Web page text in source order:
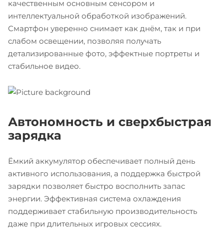
качественным основным сенсором и
интеллектуальной обработкой изображений.
Смартфон уверенно снимает как днём, так и при
слабом освещении, позволяя получать
детализированные фото, эффектные портреты и
стабильное видео.
Автономность и сверхбыстрая
зарядка
Ёмкий аккумулятор обеспечивает полный день
активного использования, а поддержка быстрой
зарядки позволяет быстро восполнить запас
энергии. Эффективная система охлаждения
поддерживает стабильную производительность
даже при длительных игровых сессиях.